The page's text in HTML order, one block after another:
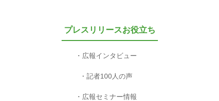
プレスリリースお役立ち
広報インタビュー
記者100人の声
広報セミナー情報